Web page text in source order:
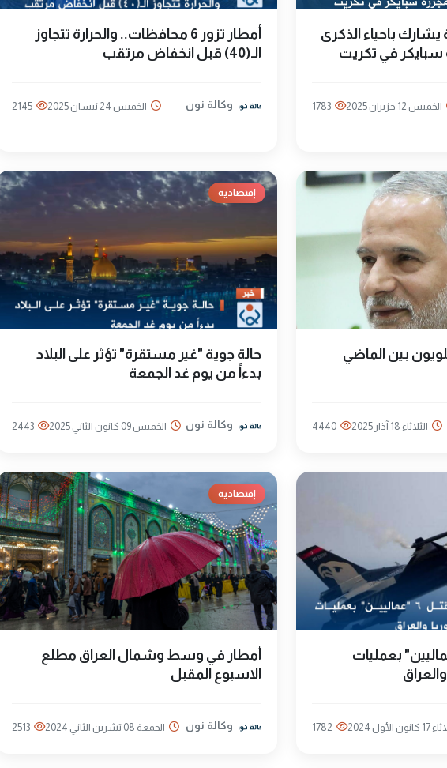
يشارك باحياء الذكرى
الخميس 12 حزيران 2025 1783
أمطار تزور 6 محافظات.. والحرارة تتجاوز
الـ(40) قبل انخفاض مرتقب
وكالة نون الخميس 24 نيسان 2025 2145
بين الماضي
الثلاثاء 18 آذار 2025 4440
إقتصادية
حالة جوية "غير مستقرة" تؤثر على البلاد
بدءاً من يوم غد الجمعة
وكالة نون الخميس 09 كانون الثاني 2025 2443
تعلن قتل 6 "عماليين" بعمليات
الأول 2024 1782
إقتصادية
أمطار في وسط وشمال العراق مطلع
الاسبوع المقبل
وكالة نون الجمعة 08 تشرين الثاني 2024 2513